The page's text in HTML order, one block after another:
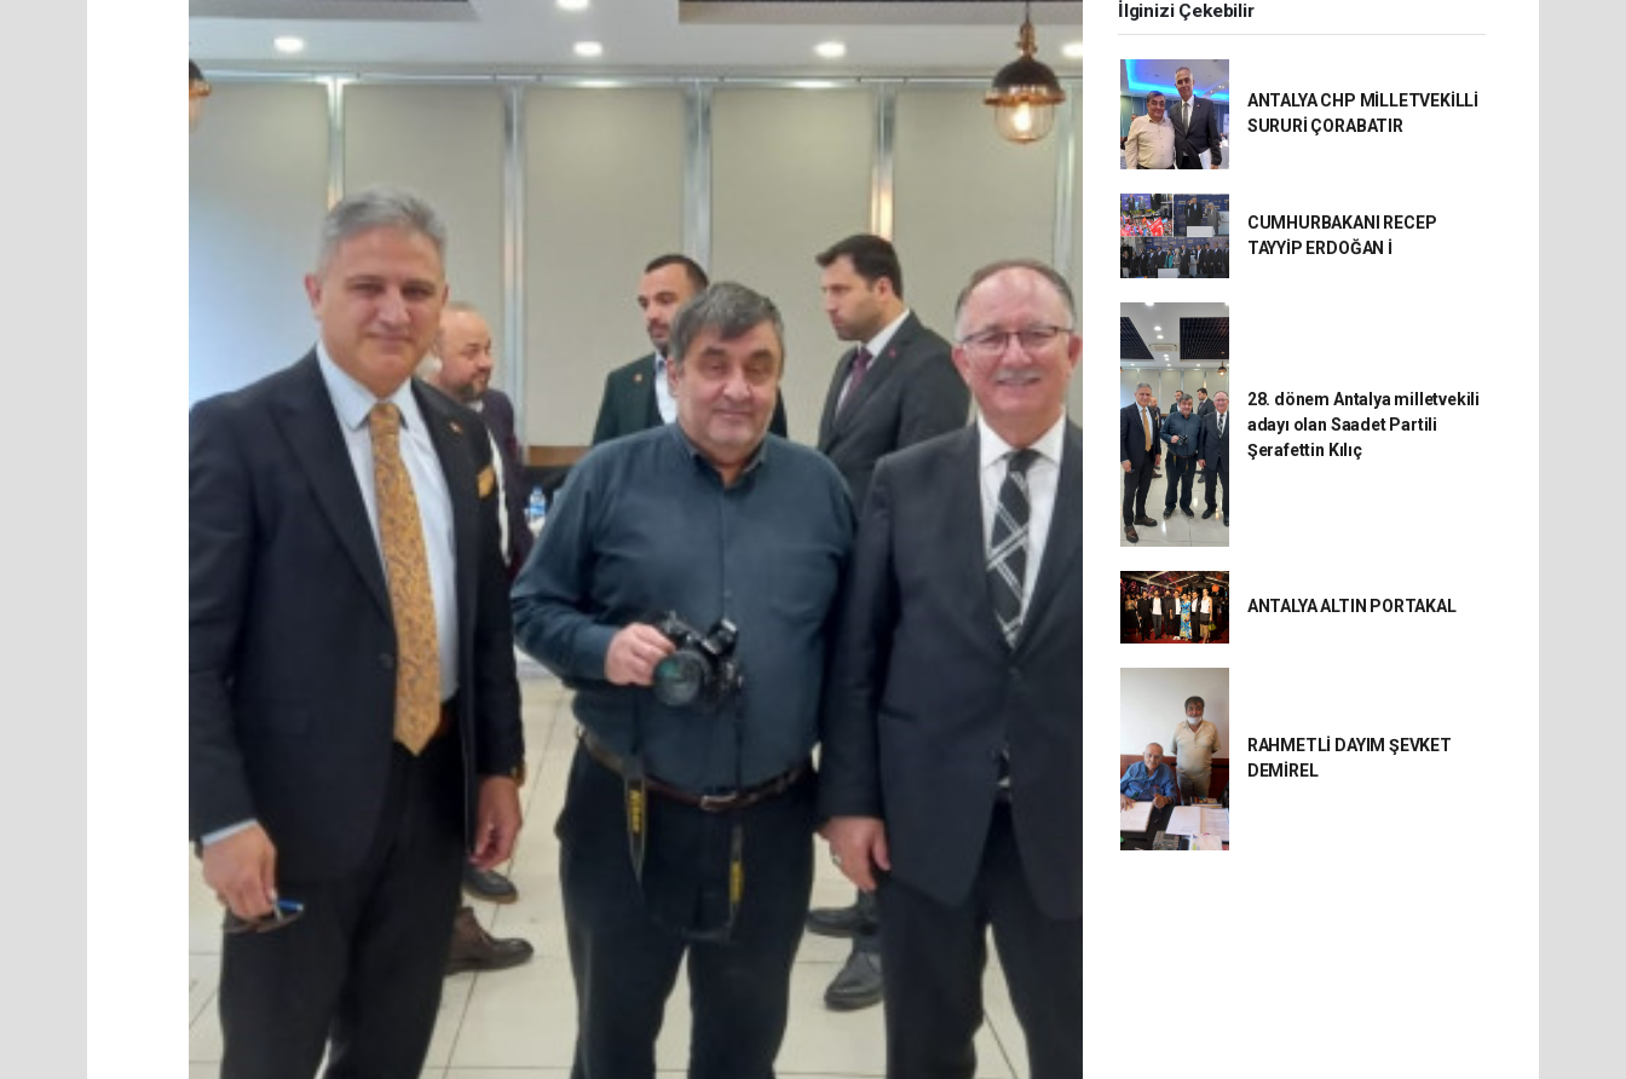
İlginizi Çekebilir
ANTALYA CHP MİLLETVEKİLLİ
SURURİ ÇORABATIR
CUMHURBAKANI RECEP
TAYYİP ERDOĞAN İ
28. dönem Antalya milletvekili
adayı olan Saadet Partili
Şerafettin Kılıç
ANTALYA ALTIN PORTAKAL
RAHMETLİ DAYIM ŞEVKET
DEMİREL